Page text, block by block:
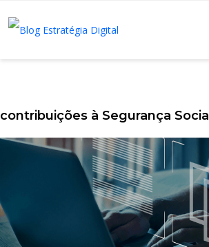
contribuições à Segurança Social